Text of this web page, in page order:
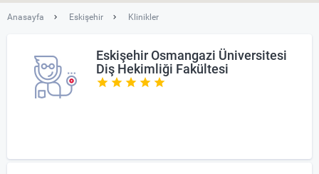
Anasayfa Eskişehir Klinikler
Eskişehir Osmangazi Üniversitesi
Diş Hekimliği Fakültesi